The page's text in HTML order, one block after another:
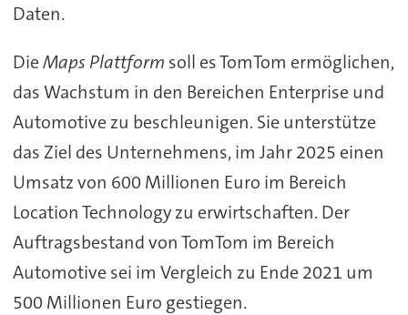
Daten.
DieMaps Plattform soll es TomTom ermöglichen,
das Wachstum in den Bereichen Enterprise und
Automotive zu beschleunigen. Sie unterstütze
das Ziel des Unternehmens, im Jahr 2025 einen
Umsatz von 600 Millionen Euro im Bereich
Location Technology zu erwirtschaften. Der
Auftragsbestand von TomTom im Bereich
Automotive sei im Vergleich zu Ende 2021 um
500 Millionen Euro gestiegen.